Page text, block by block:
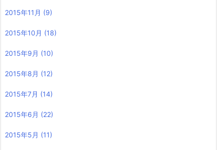
2015年11月 (9)
2015年10月 (18)
2015年9月 (10)
2015年8月 (12)
2015年7月 (14)
2015年6月 (22)
2015年5月 (11)